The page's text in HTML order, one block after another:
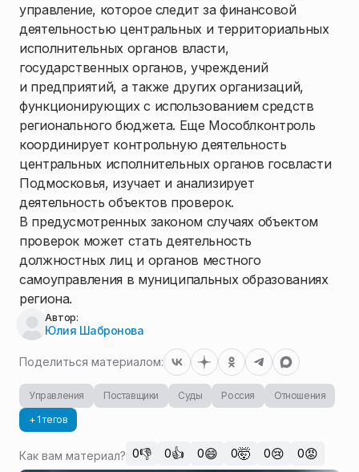
управление, которое следит за финансовой
деятельностью центральных и территориальных
исполнительных органов власти,
государственных органов, учреждений
и предприятий, а также других организаций,
функционирующих с использованием средств
регионального бюджета. Еще Мособлконтроль
координирует контрольную деятельность
центральных исполнительных органов госвласти
Подмосковья, изучает и анализирует
деятельность объектов проверок.
В предусмотренных законом случаях объектом
проверок может стать деятельность
должностных лиц и органов местного
самоуправления в муниципальных образованиях
региона.
Автор:
Юлия Шабронова
Поделиться материалом:
Управления Поставщики Суды Россия
Отношения
+ 1 тегов
Как вам материал? 0👎 0👍 0😄 0🤯 0😢 0😡